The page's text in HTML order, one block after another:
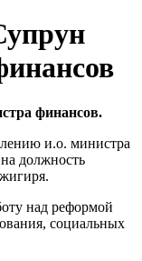
финансов.
и.о. министра
должность
над реформой
социальных